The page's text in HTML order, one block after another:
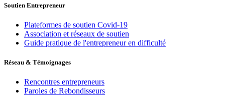
Soutien Entrepreneur
Plateformes de soutien Covid-19
Association et réseaux de soutien
Guide pratique de l'entrepreneur en difficulté
Réseau & Témoignages
Rencontres entrepreneurs
Paroles de Rebondisseurs